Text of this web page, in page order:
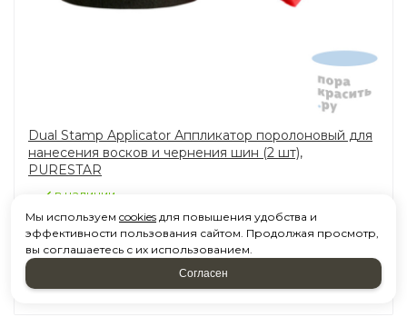
Dual Stamp Applicator Аппликатор поролоновый для
нанесения восков и чернения шин (2 шт),
PURESTAR
в наличии
670,60 Р
Мы используем cookies для повышения удобства и
эффективности пользования сайтом. Продолжая просмотр,
вы соглашаетесь с их использованием.
Согласен